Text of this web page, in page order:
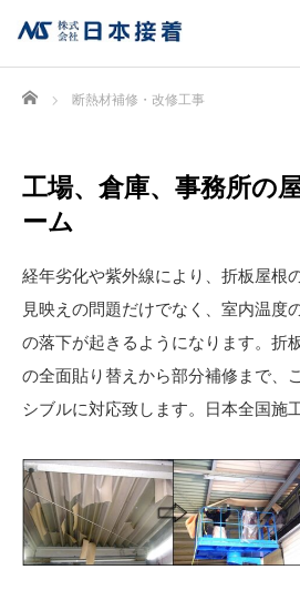
Home 断熱材補修・改修工事
工場、倉庫、事務所の
ーム
経年劣化や紫外線により、折板屋根
見映えの問題だけでなく、室内温度
の落下が起きるようになります。折
の全面貼り替えから部分補修まで、
シブルに対応致します。日本全国施